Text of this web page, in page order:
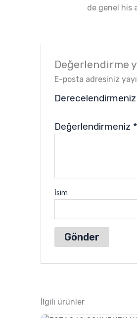
de genel his
Değerlendirme
E-posta adresiniz
Derecelendirmeniz
Değerlendirmeniz *
İsim
İlgili ürünler